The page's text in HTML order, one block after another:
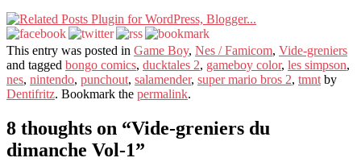
This entry was posted in Game Boy, Nes / Famicom, Vide-greniers
and tagged bongo comics, ducktales 2, gameboy color, les simpson,
nes, nintendo, punchout, salamender, super mario bros 2, tmntby
Dentifritz. Bookmark the permalink.
8 thoughts on “Vide-greniers du
dimanche Vol-1”